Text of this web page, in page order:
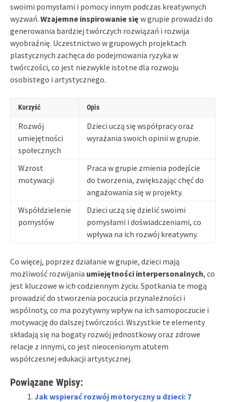
swoimi pomysłami i pomocy innym podczas kreatywnych
wyzwań. Wzajemne inspirowanie się w grupie prowadzi do
generowania bardziej twórczych rozwiązań i rozwija
wyobraźnię. Uczestnictwo w grupowych projektach
plastycznych zachęca do podejmowania ryzyka w
twórczości, co jest niezwykle istotne dla rozwoju
osobistego i artystycznego.
Korzyść Opis
Rozwój
umiejętności
społecznych
Dzieci uczą się współpracy oraz
wyrażania swoich opinii w grupie.
Wzrost
motywacji
Praca w grupie zmienia podejście
do tworzenia, zwiększając chęć do
angażowania się w projekty.
Współdzielenie
pomysłów
Dzieci uczą się dzielić swoimi
pomysłami i doświadczeniami, co
wpływa na ich rozwój kreatywny.
Co więcej, poprzez działanie w grupie, dzieci mają
możliwość rozwijania umiejętności interpersonalnych, co
jest kluczowe w ich codziennym życiu. Spotkania te mogą
prowadzić do stworzenia poczucia przynależności i
wspólnoty, co ma pozytywny wpływ na ich samopoczucie i
motywację do dalszej twórczości. Wszystkie te elementy
składają się na bogaty rozwój jednostkowy oraz zdrowe
relacje z innymi, co jest nieocenionym atutem
współczesnej edukacji artystycznej.
Powiązane Wpisy:
Jak wspierać rozwój motoryczny u dzieci: 7